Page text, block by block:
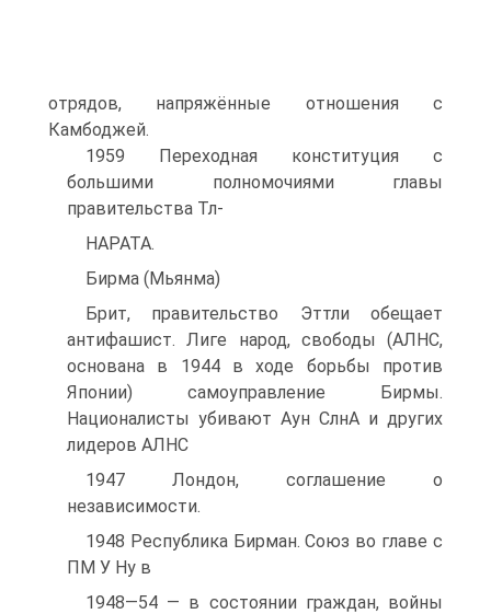
отрядов, напряжённые отношения с
Камбоджей.
1959 Переходная конституция с
большими полномочиями главы
правительства Тл-
HAPATA.
Бирма (Мьянма)
Брит, правительство Эттли обещает
антифашист. Лиге народ, свободы (АЛНС,
основана в 1944 в ходе борьбы против
Японии) самоуправление Бирмы.
Националисты убивают Аун СлнА и других
лидеров АЛНС
1947 Лондон, соглашение о
независимости.
1948 Республика Бирман. Союз во главе с
ПМ У Hy в
1948—54 — в состоянии граждан, войны